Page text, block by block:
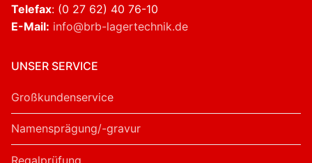
Telefax: (0 27 62) 40 76-10
E-Mail: info@brb-lagertechnik.de
UNSER SERVICE
Großkundenservice
Namensprägung/-gravur
Regalprüfung